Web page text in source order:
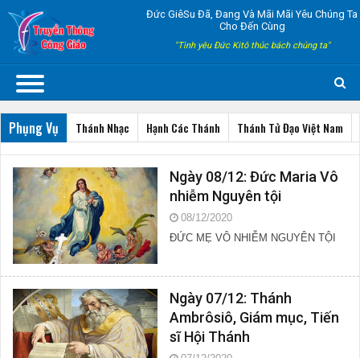
Đức GiêSu Đã, Đang Và Mãi Mãi Yêu Chúng Ta
Cho Đến Cùng
"Tình yêu Đức Kitô thúc bách chúng ta"
Phụng Vụ Thánh Nhạc Hạnh Các Thánh Thánh Tử Đạo Việt Nam
Ngày 08/12: Đức Maria Vô
nhiễm Nguyên tội
08/12/2020
ĐỨC MẸ VÔ NHIỄM NGUYÊN TỘI
Ngày 07/12: Thánh
Ambrôsiô, Giám mục, Tiến
sĩ Hội Thánh